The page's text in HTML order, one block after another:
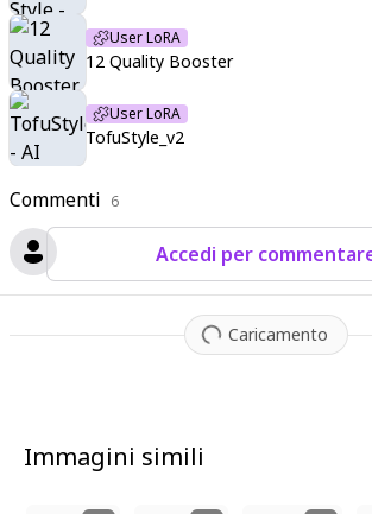
Commenti 6
Accedi per
Caricamento
User LoRA
12 Quality Booster
User LoRA
TofuStyle_v2
Immagini simili